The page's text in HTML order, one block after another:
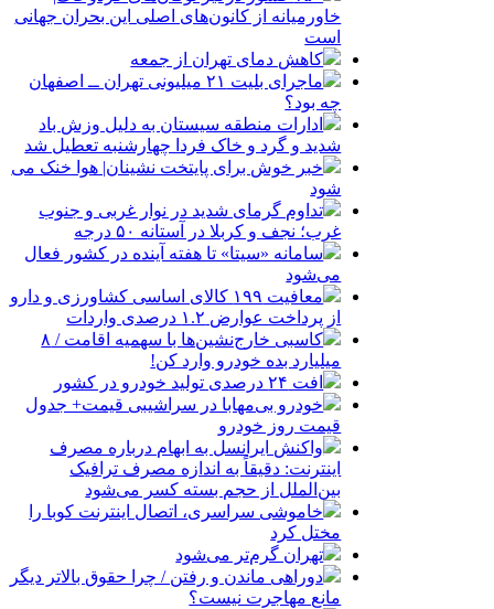
خاورمیانه از کانون‌های اصلی این بحران جهانی
است
کاهش دمای تهران از جمعه
ماجرای بلیت ۲۱ میلیونی تهران ــ اصفهان
چه بود؟
ادارات منطقه سیستان به دلیل وزش باد
شدید و گرد و خاک فردا چهارشنبه تعطیل شد
خبر خوش برای پایتخت نشینان| هوا خنک می
شود
تداوم گرمای شدید در نوار غربی و جنوب
غرب؛ نجف و کربلا در آستانه ۵۰ درجه
سامانه «سیتا» تا هفته آینده در کشور فعال
می‌شود
معافیت ۱۹۹ کالای اساسی کشاورزی و دارو
از پرداخت عوارض ۱.۲ درصدی واردات
کاسبی خارج‌نشین‌ها با سهمیه اقامت / ۸
میلیارد بده خودرو وارد کن!
افت ۲۴ درصدی تولید خودرو در کشور
خودرو بی‌مهابا در سراشیبی قیمت+ جدول
قیمت روز خودرو
واکنش ایرانسل به ابهام درباره مصرف
اینترنت: دقیقاً به اندازه مصرف ترافیک
بین‌الملل از حجم بسته کسر می‌شود
خاموشی سراسری، اتصال اینترنت کوبا را
مختل کرد
تهران گرم‌تر می‌شود
دوراهی ماندن و رفتن / چرا حقوق بالاتر دیگر
مانع مهاجرت نیست؟